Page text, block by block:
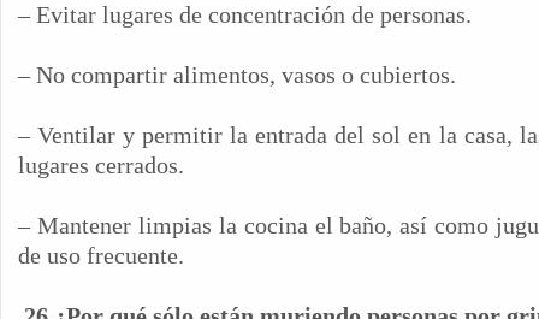
– Evitar lugares de concentración de personas.
– No compartir alimentos, vasos o cubiertos.
– Ventilar y permitir la entrada del sol en la casa,
lugares cerrados.
– Mantener limpias la cocina el baño, así como
de uso frecuente.